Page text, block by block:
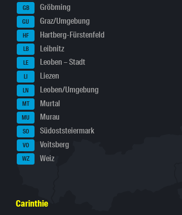
GB Gröbming
GU Graz/Umgebung
HF Hartberg-Fürstenfeld
LB Leibnitz
LE Leoben – Stadt
LI Liezen
LN Leoben/Umgebung
MT Murtal
MU Murau
SO Südoststeiermark
VO Voitsberg
WZ Weiz
Carinthie